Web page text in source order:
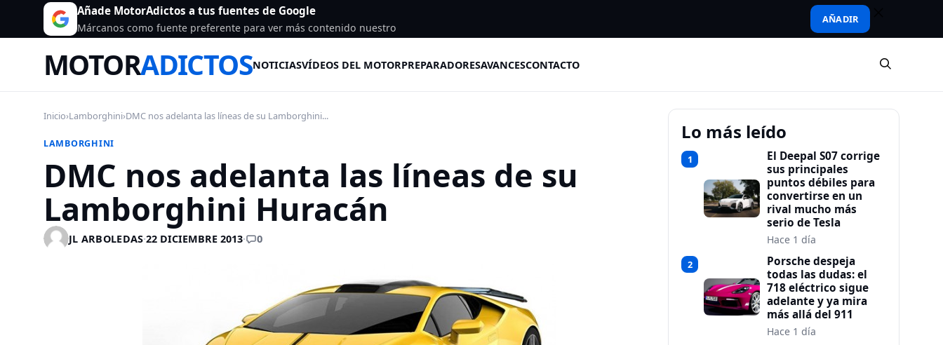
Añade MotorAdictos a tus fuentes de Google
Márcanos como fuente preferente para ver más contenido nuestro
AÑADIR
MOTORADICTOSNOTICIASVÍDEOS DEL MOTORPREPARADORESAVANCESCONTACTO
Inicio›Lamborghini›DMC nos adelanta las líneas de su Lamborghini...
LAMBORGHINI
DMC nos adelanta las líneas de su
Lamborghini Huracán
JL ARBOLEDAS·22 DICIEMBRE 2013· 0
Lo más leído
1
El Deepal S07 corrige
sus principales
puntos débiles para
convertirse en un
rival mucho más
serio de Tesla
Hace 1 día
2
Porsche despeja
todas las dudas: el
718 eléctrico sigue
adelante y ya mira
más allá del 911
Hace 1 día